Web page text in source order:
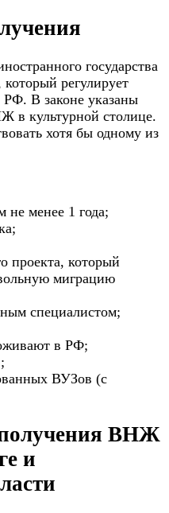
государства
регулирует
РФ. В законе указаны
в культурной столице.
хотя бы одному из
не менее 1 года;
проекта, который
миграцию
специалистом;
в РФ;
ВУЗов (с
ВНЖ
и